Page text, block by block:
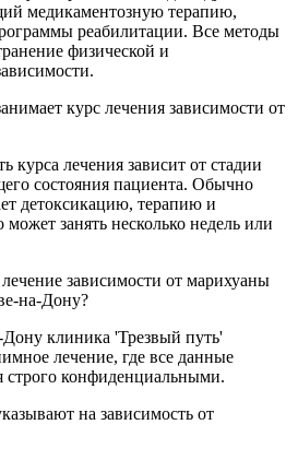
медикаментозную терапию,
реабилитации. Все методы
физической и
курс лечения зависимости от
курса лечения зависит от стадии
состояния пациента. Обычно
детоксикацию, терапию и
занять несколько недель или
зависимости от марихуаны
на-Дону?
Дону клиника 'Трезвый путь'
лечение, где все данные
строго конфиденциальными.
на зависимость от